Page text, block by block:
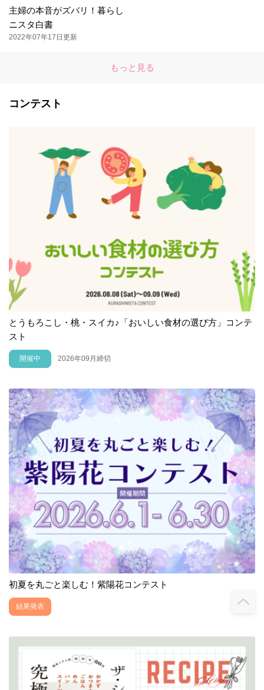
主婦の本音がズバリ！暮らし
ニスタ白書
2022年07年17日更新
もっと見る
コンテスト
とうもろこし・桃・スイカ♪「おいしい食材の選び方」コンテ
スト
開催中 2026年09月締切
初夏を丸ごと楽しむ！紫陽花コンテスト
結果発表